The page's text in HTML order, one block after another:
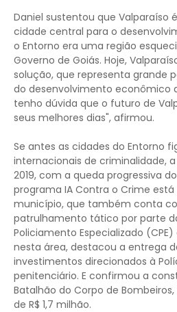
Daniel sustentou que Valparaíso
cidade central para o
o Entorno era uma região
Governo de Goiás. Hoje,
solução, que representa grande
do desenvolvimento econômico
tenho dúvida que o futuro de
seus melhores dias", afirmou.
Se antes as cidades do Entorno
internacionais de criminalidade,
2019, com a queda progressiva
programa IA Contra o Crime
município, que também conta
patrulhamento tático por parte
Policiamento Especializado
nesta área, destacou a entrega
investimentos direcionados à
penitenciário. E confirmou a
Batalhão do Corpo de
de R$ 1,7 milhão.